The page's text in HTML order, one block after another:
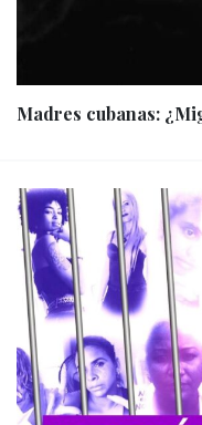
Madres cubanas: